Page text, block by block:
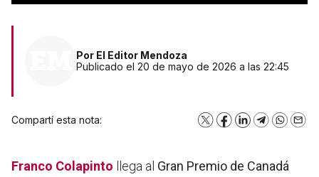
Por El Editor Mendoza
Publicado el 20 de mayo de 2026 a las 22:45
Compartí esta nota: X Facebook
LinkedInTelegram
Franco Colapinto llega al Gran Premio de Canadá